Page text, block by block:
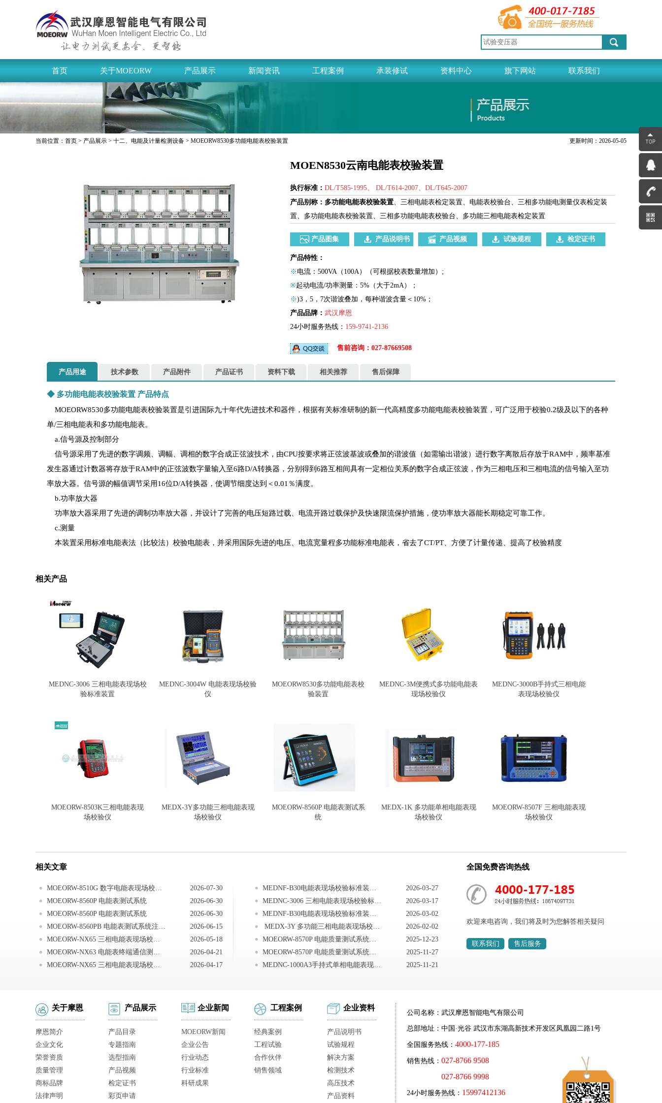
首页 关于MOEORW 产品展示 新闻资讯 工程案例 承装修试 资料中心 旗下网站 联系我们
当前位置： 首页 > 产品展示 > 十二、电能及计量检测设备 > MOEORW8530多功能电能表校验装置 更新时间：2026-05-05
MOEN8530云南电能表校验装置
执行标准： DL/T585-1995、 DL/T614-2007、DL/T645-2007
产品别称： 多功能电能表校验装置、 三相电能表检定装置、电能表校验台、三相多功能电测量仪表检定装
置、多功能电能表校验装置、三相多功能电能表校验台、多功能三相电能表检定装置
产品图集 产品说明书 产品视频 试验规程 检定证书
产品特性：
※ 电流：500VA（100A）（可根据校表数量增加）;
※起动电流/功率测量：5%（大于2mA）；
※)3，5，7次谐波叠加，每种谐波含量＜10%；
产品品牌： 武汉摩恩
24小时服务热线： 159-9741-2136
售前咨询：027-87669508
产品用途 技术参数 产品附件 产品证书 资料下载 相关推荐 售后保障
◆ 多功能电能表校验装置 产品特点
MOEORW8530多功能电能表校验装置是引进国际九十年代先进技术和器件，根据有关标准研制的新一代高精度多功能电能表校验装置，可广泛用于校验0.2级及以下的各种
单/三相电能表和多功能电能表。
a.信号源及控制部分
信号源采用了先进的数字调频、调幅、调相的数字合成正弦波技术，由CPU按要求将正弦波基波或叠加的谐波值（如需输出谐波）进行数字离散后存放于RAM中，频率基准
发生器通过计数器将存放于RAM中的正弦波数字量输入至6路D/A转换器，分别得到6路互相间具有一定相位关系的数字合成正弦波，作为三相电压和三相电流的信号输入至功
率放大器。信号源的幅值调节采用16位D/A转换器，使调节细度达到＜0.01％满度。
b.功率放大器
功率放大器采用了先进的调制功率放大器，并设计了完善的电压短路过载、电流开路过载保护及快速限流保护措施，使功率放大器能长期稳定可靠工作。
c.测量
本装置采用标准电能表法（比较法）校验电能表，并采用国际先进的电压、电流宽量程多功能标准电能表，省去了CT/PT、方便了计量传递、提高了校验精度
相关产品
MEDNC-3006 三相电能表现场校
验标准装置
MEDNC-3004W 电能表现场校验
仪
MOEORW8530多功能电能表校
验装置
MEDNC-3M便携式多功能电能表
现场校验仪
MEDNC-3000B手持式三相电能
表现场校验仪
MOEORW-8503K三相电能表现
场校验仪
MEDX-3Y多功能三相电能表现
场校验仪
MOEORW-8560P 电能表测试系
统
MEDX-1K 多功能单相电能表现
场校验仪
MOEORW-8507F 三相电能表现
场校验仪
相关文章
MOEORW-8510G 数字电能表现场校验仪常见问题及解决办法
2026-07-30
MOEORW-8560P 电能表测试系统
2026-06-30
MOEORW-8560P 电能表测试系统
2026-06-30
MOEORW-8560PB 电能表测试系统注意事项
2026-06-15
MOEORW-NX65 三相电能表现场校验仪常见问题
2026-05-18
MOEORW-NX63 电能表终端通信测试仪安全提示
2026-04-21
MOEORW-NX65 三相电能表现场校验仪注意事项
2026-04-17
MEDNF-B30电能表现场校验标准装置注意事项
2026-03-27
MEDNC-3006 三相电能表现场校验标准装置注意事项
2026-03-17
MEDNF-B30电能表现场校验标准装置安全事项
2026-03-02
MEDX-3Y 多功能三相电能表现场校验仪常见问题处理办法
2026-02-02
MOEORW-8570P 电能质量测试系统注意事项
2025-12-23
MOEORW-8570P 电能质量测试系统电池维护及充电
2025-11-27
MEDNC-1000A3手持式单相电能表现场校验仪注意事项
2025-11-21
全国免费咨询热线
欢迎来电咨询，我们将及时为您解答相关疑问
联系我们 售后服务
关于摩恩
摩恩简介
企业文化
荣誉资质
质量管理
商标品牌
法律声明
产品展示
产品目录
专题指南
选型指南
产品视频
检定证书
彩页申请
企业新闻
MOEORW新闻
企业公告
行业动态
行业标准
科研成果
工程案例
经典案例
工程试验
合作伙伴
销售领域
企业资料
产品说明书
试验规程
解决方案
检测技术
高压技术
产品资料
公司名称：武汉摩恩智能电气有限公司
总部地址：中国·光谷 武汉市东湖高新技术开发区凤凰园二路1号
全国服务热线： 4000-177-185
销售热线： 027-8766 9508
027-8766 9998
24小时服务热线： 15997412136